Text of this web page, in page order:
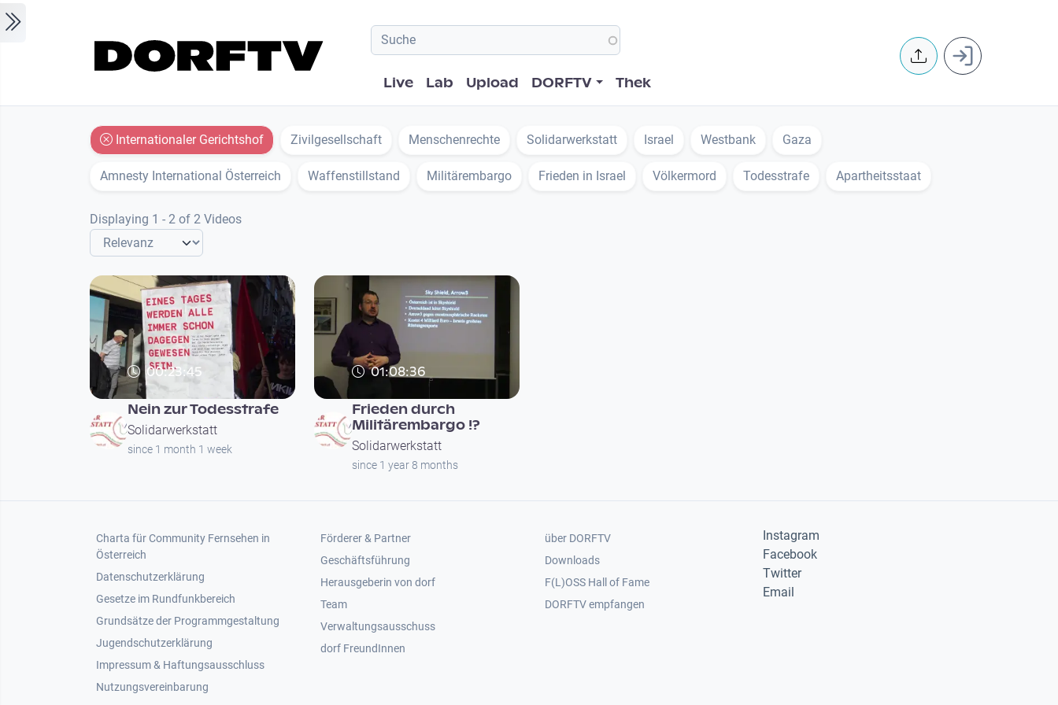
Hauptnavigation
Live Lab Upload DORFTV Thek
User
Internationaler Gerichtshof Zivilgesellschaft Menschenrechte Solidarwerkstatt Israel Westbank Gaza
Amnesty International Österreich Waffenstillstand Militärembargo Frieden in Israel Völkermord Todesstrafe Apartheitsstaat
Displaying 1 - 2 of 2 Videos
00:23:45
Nein zur Todesstrafe
Solidarwerkstatt
since 1 month 1 week
01:08:36
Frieden durch
Militärembargo !?
Solidarwerkstatt
since 1 year 8 months
Footer 1
Charta für Community Fernsehen in
Österreich
Datenschutzerklärung
Gesetze im Rundfunkbereich
Grundsätze der Programmgestaltung
Jugendschutzerklärung
Impressum & Haftungsausschluss
Nutzungsvereinbarung
Footer 2
Förderer & Partner
Geschäftsführung
Herausgeberin von dorf
Team
Verwaltungsausschuss
dorf FreundInnen
Footer 3
über DORFTV
Downloads
F(L)OSS Hall of Fame
Footer 4
DORFTV empfangen
Instagram
Facebook
Twitter
Email